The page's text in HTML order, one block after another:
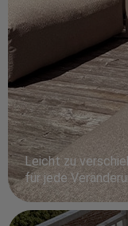
Leicht zu
für jede